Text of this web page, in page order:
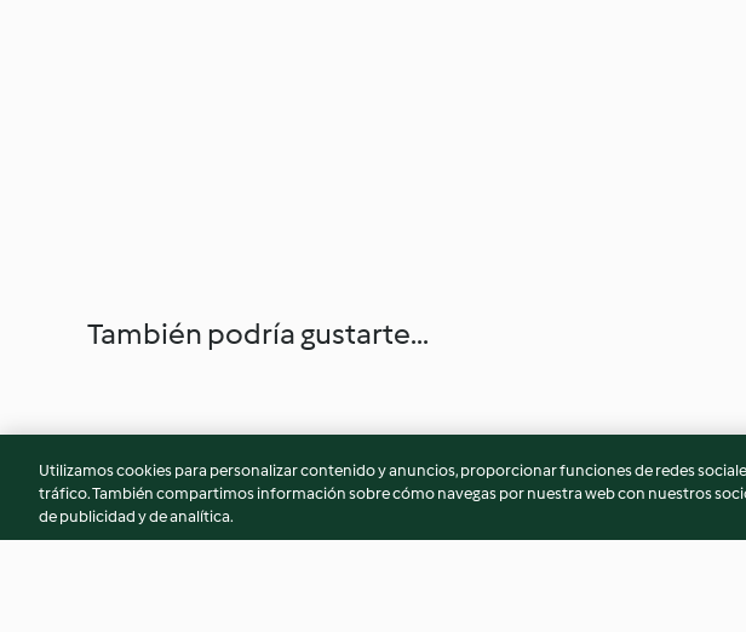
También podría gustarte...
Utilizamos cookies para personalizar contenido y anuncios, proporcionar funciones de redes
tráfico. También compartimos información sobre cómo navegas por nuestra web con nuestros
de publicidad y de analítica.